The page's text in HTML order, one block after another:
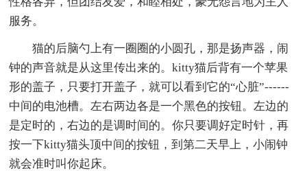
服务。
猫的后脑勺上有一圈圈的小圆孔，那是扬声器，闹
钟的声音就是从这里传出来的。kitty猫后背有一个苹果
形的盖子，只要打开盖子，就可以看到它的“心脏”------
中间的电池槽。左右两边各是一个黑色的按钮。左边的
是定时的，右边的是调时间的。你只要调好定时针，再
按一下kitty猫头顶中间的按钮，到第二天早上，小闹钟
就会准时叫你起床。